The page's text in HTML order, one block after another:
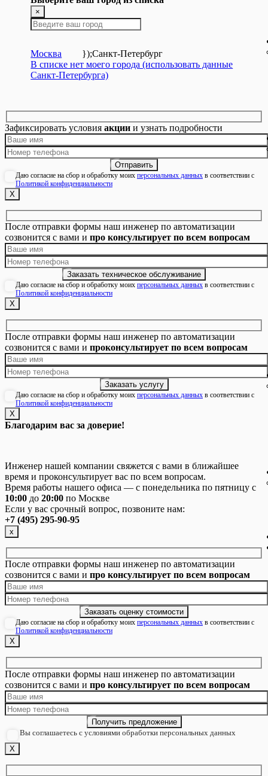
×
Москва });Санкт-Петербург
В списке нет моего города (использовать данные
Санкт-Петербурга)
Зафиксировать условия акции и узнать подробности
Даю согласие на сбор и обработку моих персональных данных в соответствии с
Политикой конфиденциальности
Х
После отправки формы наш инженер по автоматизации
созвонится с вами и про консультирует по всем вопросам
Даю согласие на сбор и обработку моих персональных данных в соответствии с
Политикой конфиденциальности
Х
После отправки формы наш инженер по автоматизации
созвонится с вами и проконсультирует по всем вопросам
Даю согласие на сбор и обработку моих персональных данных в соответствии с
Политикой конфиденциальности
Х
Благодарим вас за доверие!
Инженер нашей компании свяжется с вами в ближайшее
время и проконсультирует вас по всем вопросам.
Время работы нашего офиса — с понедельника по пятницу с
10:00 до 20:00 по Москве
Если у вас срочный вопрос, позвоните нам:
+7 (495) 295-90-95
х
После отправки формы наш инженер по автоматизации
созвонится с вами и про консультирует по всем вопросам
Даю согласие на сбор и обработку моих персональных данных в соответствии с
Политикой конфиденциальности
Х
После отправки формы наш инженер по автоматизации
созвонится с вами и про консультирует по всем вопросам
Вы соглашаетесь с условиями обработки персональных данных
Х